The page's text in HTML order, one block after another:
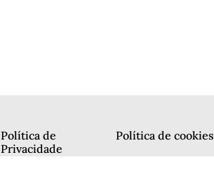
Política de
Privacidade
Política de cookies